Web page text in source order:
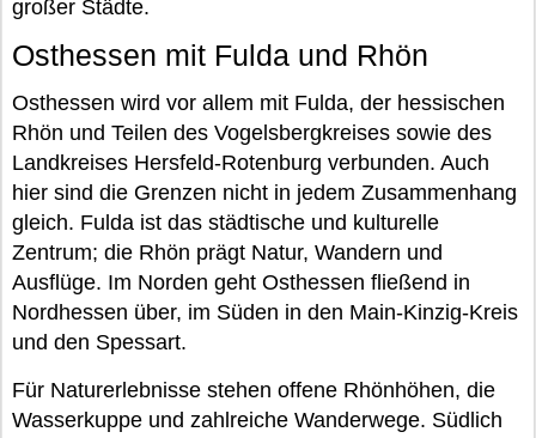
großer Städte.
Osthessen mit Fulda und Rhön
Osthessen wird vor allem mit Fulda, der hessischen
Rhön und Teilen des Vogelsbergkreises sowie des
Landkreises Hersfeld-Rotenburg verbunden. Auch
hier sind die Grenzen nicht in jedem Zusammenhang
gleich. Fulda ist das städtische und kulturelle
Zentrum; die Rhön prägt Natur, Wandern und
Ausflüge. Im Norden geht Osthessen fließend in
Nordhessen über, im Süden in den Main-Kinzig-Kreis
und den Spessart.
Für Naturerlebnisse stehen offene Rhönhöhen, die
Wasserkuppe und zahlreiche Wanderwege. Südlich